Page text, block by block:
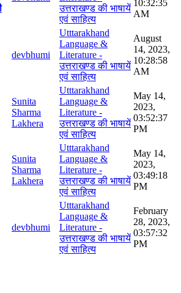
उत्तराखण्ड की भाषायें
एवं साहित्य
10:32:35
AM
devbhumi
Utttarakhand
Language &
Literature -
उत्तराखण्ड की भाषायें
एवं साहित्य
August
14, 2023,
10:28:58
AM
Sunita
Sharma
Lakhera
Utttarakhand
Language &
Literature -
उत्तराखण्ड की भाषायें
एवं साहित्य
May 14,
2023,
03:52:37
PM
Sunita
Sharma
Lakhera
Utttarakhand
Language &
Literature -
उत्तराखण्ड की भाषायें
एवं साहित्य
May 14,
2023,
03:49:18
PM
devbhumi
Utttarakhand
Language &
Literature -
उत्तराखण्ड की भाषायें
एवं साहित्य
February
28, 2023,
03:57:32
PM